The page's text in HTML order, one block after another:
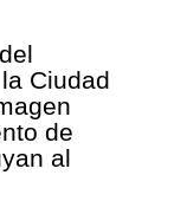
Ciudad
de
al